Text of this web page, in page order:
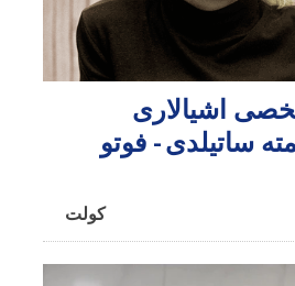
اشیالاری
ساتیلدی - فوتو
کولت